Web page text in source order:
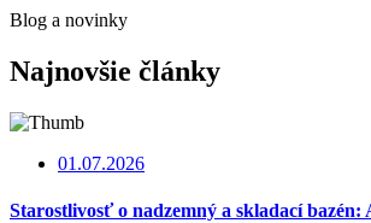
Blog a novinky
Najnovšie články
01.07.2026
Starostlivosť o nadzemný a skladací